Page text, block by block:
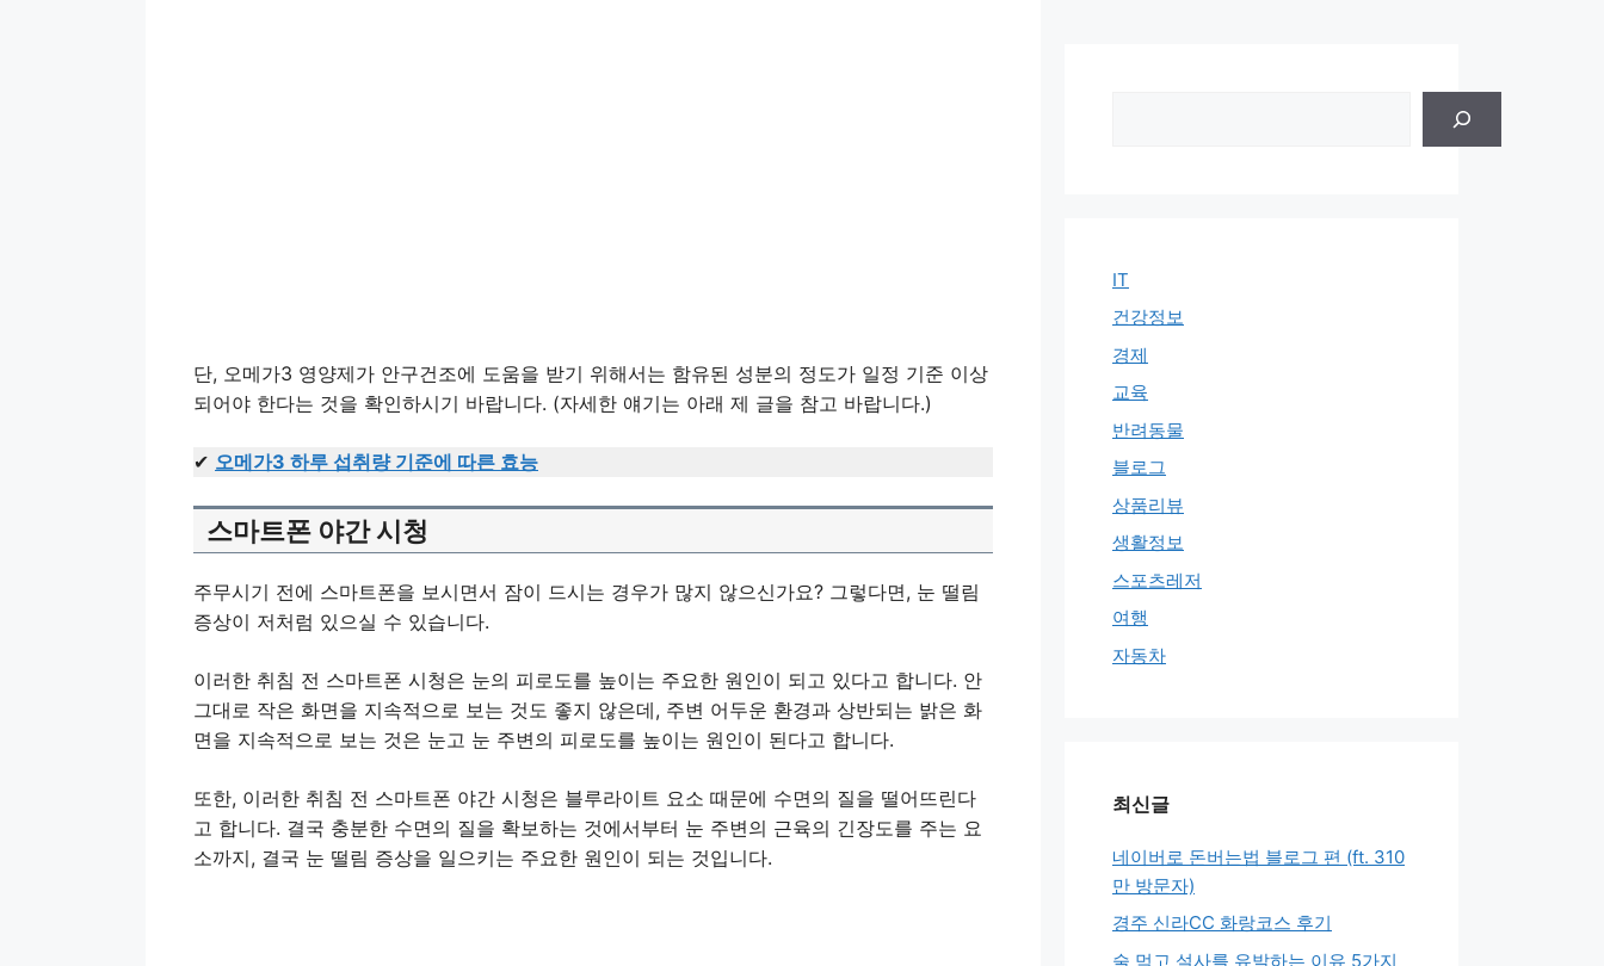
단, 오메가3 영양제가 안구건조에 도움을 받기 위해서는 함유된 성분의 정도가 일정 기준 이상
되어야 한다는 것을 확인하시기 바랍니다. (자세한 얘기는 아래 제 글을 참고 바랍니다.)
✔ 오메가3 하루 섭취량 기준에 따른 효능
스마트폰 야간 시청
주무시기 전에 스마트폰을 보시면서 잠이 드시는 경우가 많지 않으신가요? 그렇다면, 눈 떨림
증상이 저처럼 있으실 수 있습니다.
이러한 취침 전 스마트폰 시청은 눈의 피로도를 높이는 주요한 원인이 되고 있다고 합니다. 안
그대로 작은 화면을 지속적으로 보는 것도 좋지 않은데, 주변 어두운 환경과 상반되는 밝은 화
면을 지속적으로 보는 것은 눈고 눈 주변의 피로도를 높이는 원인이 된다고 합니다.
또한, 이러한 취침 전 스마트폰 야간 시청은 블루라이트 요소 때문에 수면의 질을 떨어뜨린다
고 합니다. 결국 충분한 수면의 질을 확보하는 것에서부터 눈 주변의 근육의 긴장도를 주는 요
소까지, 결국 눈 떨림 증상을 일으키는 주요한 원인이 되는 것입니다.
IT
건강정보
경제
교육
반려동물
블로그
상품리뷰
생활정보
스포츠레저
여행
자동차
최신글
네이버로 돈버는법 블로그 편 (ft. 310
만 방문자)
경주 신라CC 화랑코스 후기
술 먹고 설사를 유발하는 이유 5가지